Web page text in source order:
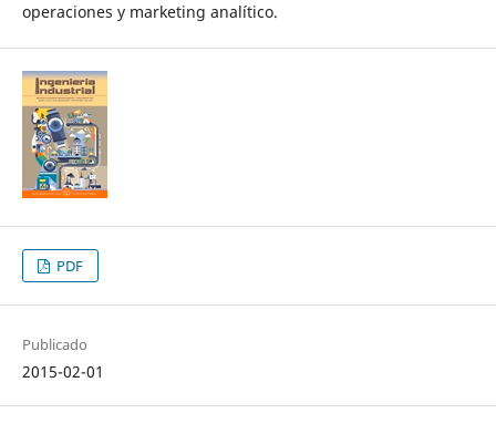
operaciones y marketing analítico.
PDF
Publicado
2015-02-01